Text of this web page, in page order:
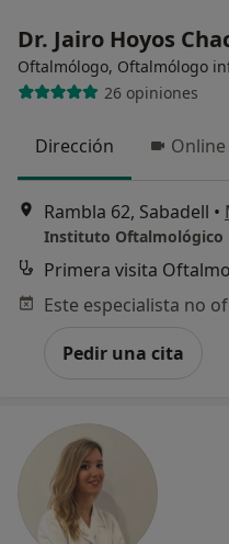
Dr. Jairo Hoyos
Oftalmólogo, Oftalmólogo
26 opiniones
Dirección Online
Rambla 62, Sabadell •
Instituto Oftalmológico
Primera visita
Pedir una cita